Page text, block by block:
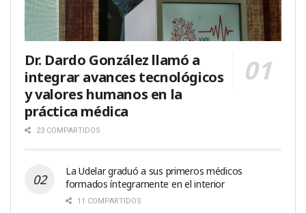
Dr. Dardo González llamó a
integrar avances tecnológicos
y valores humanos en la
práctica médica
23 COMPARTIDOS
La Udelar graduó a sus primeros médicos
formados íntegramente en el interior
11 COMPARTIDOS